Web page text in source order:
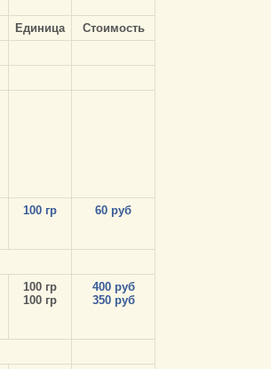
Единица Стоимость
100 гр 60 руб
100 гр
100 гр
400 руб
350 руб